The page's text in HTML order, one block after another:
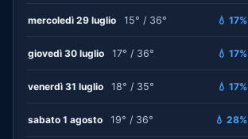
mercoledì 29 luglio 15° / 36° 💧 17%
giovedì 30 luglio 17° / 36° 💧 17%
venerdì 31 luglio 18° / 35° 💧 17%
sabato 1 agosto 19° / 36° 💧 28%